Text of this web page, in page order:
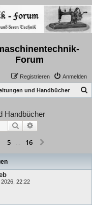
Forum
Anmelden
Registrieren
und Handbücher
Handbücher
Suche
5 … 16
22:22